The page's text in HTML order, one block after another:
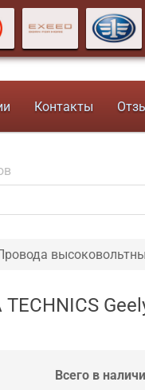
Контакты
Всего в